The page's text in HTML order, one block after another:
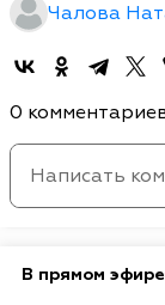
Чалова
0
В прямом эфире